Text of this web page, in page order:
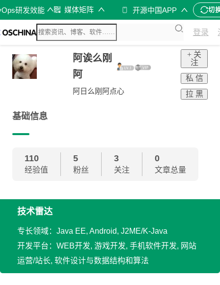
研发效能 媒体矩阵 开源中国APP 切
登录
阿诶么刚
阿
阿日么刚阿点心
+ 关
注
私 信
拉 黑
基础信息
110
经验值
5
粉丝
3
关注
0
文章总量
技术雷达
专长领域：Java EE, Android, J2ME/K-Java
开发平台：WEB开发, 游戏开发, 手机软件开发, 网站
运营/站长, 软件设计与数据结构和算法